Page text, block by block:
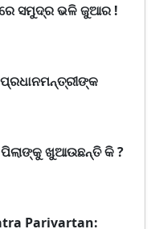
ସମୁଦ୍ର ଭଳି ଜୁଆର !
ଖୁଆଉଛନ୍ତି କି ?
Parivartan: